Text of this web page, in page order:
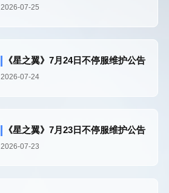
2026-07-25
《星之翼》7月24日不停服维护公告
2026-07-24
《星之翼》7月23日不停服维护公告
2026-07-23